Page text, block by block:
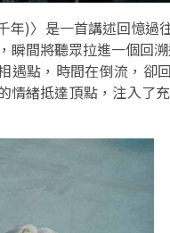
千年)〉是一首講述回憶
瞬間將聽眾拉進一個回
遇點，時間在倒流，卻
情緒抵達頂點，注入了